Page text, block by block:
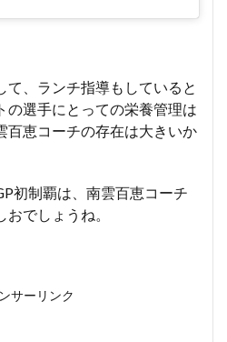
て、ランチ指導もしていると
の選手にとっての栄養管理は
百恵コーチの存在は大きいか
初制覇は、南雲百恵コーチ
でしょうね。
サーリンク